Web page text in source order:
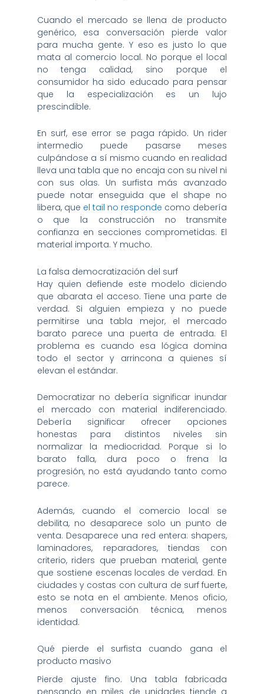
Cuando el mercado se llena de producto
genérico, esa conversación pierde valor
para mucha gente. Y eso es justo lo que
mata al comercio local. No porque el local
no tenga calidad, sino porque el
consumidor ha sido educado para pensar
que la especialización es un lujo
prescindible.
En surf, ese error se paga rápido. Un rider
intermedio puede pasarse meses
culpándose a sí mismo cuando en realidad
lleva una tabla que no encaja con su nivel ni
con sus olas. Un surfista más avanzado
puede notar enseguida que el shape no
libera, que el tail no responde como debería
o que la construcción no transmite
confianza en secciones comprometidas. El
material importa. Y mucho.
La falsa democratización del surf
Hay quien defiende este modelo diciendo
que abarata el acceso. Tiene una parte de
verdad. Si alguien empieza y no puede
permitirse una tabla mejor, el mercado
barato parece una puerta de entrada. El
problema es cuando esa lógica domina
todo el sector y arrincona a quienes sí
elevan el estándar.
Democratizar no debería significar inundar
el mercado con material indiferenciado.
Debería significar ofrecer opciones
honestas para distintos niveles sin
normalizar la mediocridad. Porque si lo
barato falla, dura poco o frena la
progresión, no está ayudando tanto como
parece.
Además, cuando el comercio local se
debilita, no desaparece solo un punto de
venta. Desaparece una red entera: shapers,
laminadores, reparadores, tiendas con
criterio, riders que prueban material, gente
que sostiene escenas locales de verdad. En
ciudades y costas con cultura de surf fuerte,
esto se nota en el ambiente. Menos oficio,
menos conversación técnica, menos
identidad.
Qué pierde el surfista cuando gana el
producto masivo
Pierde ajuste fino. Una tabla fabricada
pensando en miles de unidades tiende a